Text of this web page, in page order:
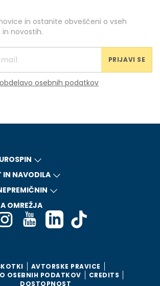
in ostanite obveščeni o vseh
novostih.
PRIJAVI SE
osebnih podatkov
IN NAVODILA
OMREŽJA
AVTORSKE PRAVICE
OSEBNIH PODATKOV
CREDITS
DOSTOPNOST